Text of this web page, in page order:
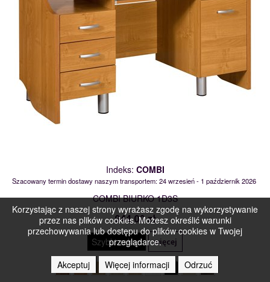
Indeks: COMBI
Szacowany termin dostawy naszym transportem: 24 wrzesień - 1 październik 2026
COMBI BIURKO 1D3S
944,00 zł
Szybki zakup więcej
Korzystając z naszej strony wyrażasz zgodę na wykorzystywanie
przez nas plików cookies. Możesz określić warunki
przechowywania lub dostępu do plików cookies w Twojej
przeglądarce.
Akceptuj
Więcej informacji Odrzuć